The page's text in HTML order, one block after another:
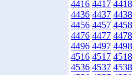
4416 4417 4418
4436 4437 4438
4456 4457 4458
4476 4477 4478
4496 4497 4498
4516 4517 4518
4536 4537 4538